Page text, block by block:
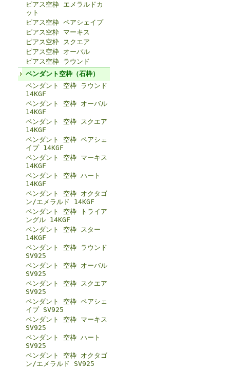
ピアス空枠 エメラルドカ
ット
ピアス空枠 ペアシェイプ
ピアス空枠 マーキス
ピアス空枠 スクエア
ピアス空枠 オーバル
ピアス空枠 ラウンド
ペンダント空枠（石枠）
ペンダント 空枠 ラウンド
14KGF
ペンダント 空枠 オーバル
14KGF
ペンダント 空枠 スクエア
14KGF
ペンダント 空枠 ペアシェ
イプ 14KGF
ペンダント 空枠 マーキス
14KGF
ペンダント 空枠 ハート
14KGF
ペンダント 空枠 オクタゴ
ン/エメラルド 14KGF
ペンダント 空枠 トライア
ングル 14KGF
ペンダント 空枠 スター
14KGF
ペンダント 空枠 ラウンド
SV925
ペンダント 空枠 オーバル
SV925
ペンダント 空枠 スクエア
SV925
ペンダント 空枠 ペアシェ
イプ SV925
ペンダント 空枠 マーキス
SV925
ペンダント 空枠 ハート
SV925
ペンダント 空枠 オクタゴ
ン/エメラルド SV925